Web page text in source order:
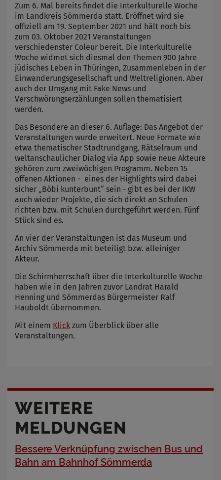
Zum 6. Mal bereits findet die Interkulturelle Woche
im Landkreis Sömmerda statt. Eröffnet wird sie
offiziell am 19. September 2021 und hält noch bis
zum 03. Oktober 2021 Veranstaltungen
verschiedenster Coleur bereit. Die Interkulturelle
Woche widmet sich diesmal den Themen 900 Jahre
jüdisches Leben in Thüringen, Zusammenleben in der
Einwanderungsgesellschaft und Weltreligionen. Aber
auch der Umgang mit Fake News und
Verschwörungserzählungen sollen thematisiert
werden.
Das Besondere an dieser 6. Auflage: Das Angebot der
Veranstaltungen wurde erweitert. Neue Formate wie
etwa thematischer Stadtrundgang, Rätselraum und
weltanschaulicher Dialog via App sowie neue Akteure
gehören zum zweiwöchigen Programm. Neben 15
offenen Aktionen - eines der Highlights wird dabei
sicher „Böbi kunterbunt“ sein - gibt es bei der IKW
auch wieder Projekte, die sich direkt an Schulen
richten bzw. mit Schulen durchgeführt werden. Fünf
Stück sind es.
An vier der Veranstaltungen ist das Museum und
Archiv Sömmerda mit beteiligt bzw. alleiniger
Akteur.
Die Schirmherrschaft über die Interkulturelle Woche
haben wie in den Jahren zuvor Landrat Harald
Henning und Sömmerdas Bürgermeister Ralf
Hauboldt übernommen.
Mit einem Klick zum Überblick über alle
Veranstaltungen.
WEITERE
MELDUNGEN
Bessere Verknüpfung zwischen Bus und
Bahn am Bahnhof Sömmerda